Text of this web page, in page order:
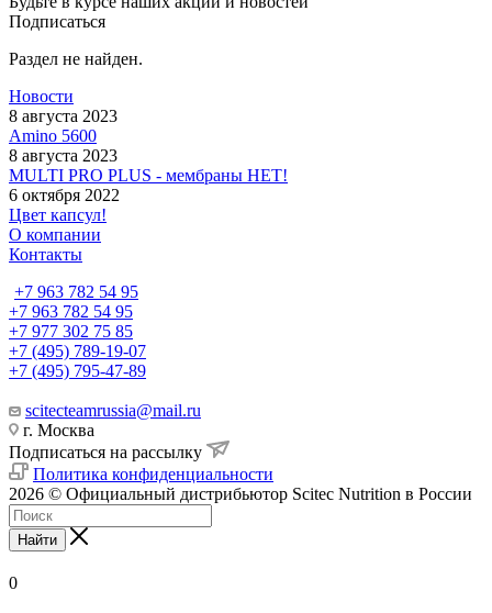
Подписаться
Раздел не найден.
Новости
8 августа 2023
Amino 5600
8 августа 2023
MULTI PRO PLUS - мембраны НЕТ!
6 октября 2022
Цвет капсул!
О компании
Контакты
+7 963 782 54 95
+7 963 782 54 95
+7 977 302 75 85
+7 (495) 789-19-07
+7 (495) 795-47-89
scitecteamrussia@mail.ru
г. Москва
Подписаться на рассылку
Политика конфиденциальности
2026 © Официальный дистрибьютор Scitec Nutrition в России
Найти
0